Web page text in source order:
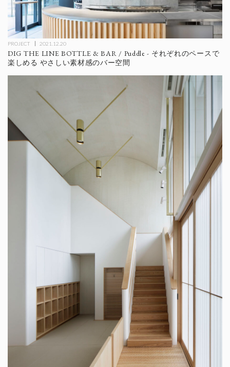
PROJECT 2021.12.20
DIG THE LINE BOTTLE & BAR / Puddle - それぞれのペースで
楽しめる やさしい素材感のバー空間